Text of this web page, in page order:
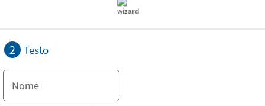
2 Testo